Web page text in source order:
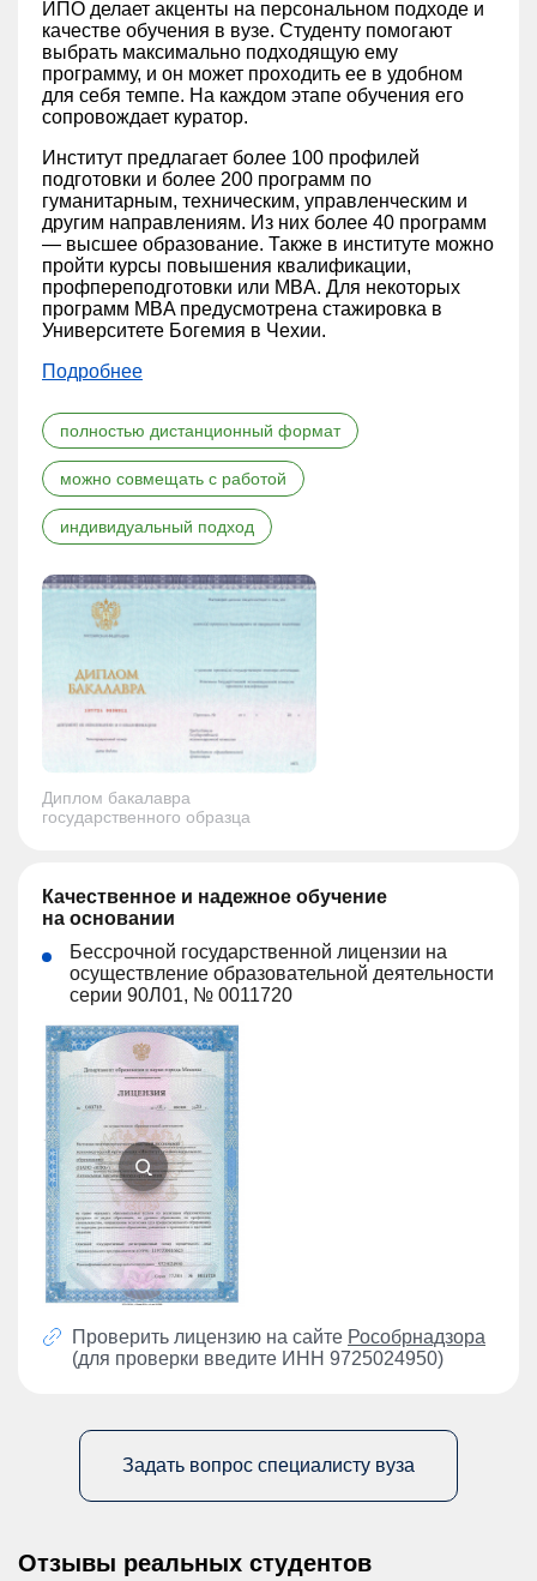
полностью дистанционный формат
можно совмещать с работой
индивидуальный подход
ИПО делает акценты на персональном подходе и
качестве обучения в вузе. Студенту помогают
выбрать максимально подходящую ему
программу, и он может проходить ее в удобном
для себя темпе. На каждом этапе обучения его
сопровождает куратор.
Институт предлагает более 100 профилей
подготовки и более 200 программ по
гуманитарным, техническим, управленческим и
другим направлениям. Из них более 40 программ
— высшее образование. Также в институте можно
пройти курсы повышения квалификации,
профпереподготовки или MBA. Для некоторых
программ MBA предусмотрена стажировка в
Университете Богемия в Чехии.
Подробнее
Диплом бакалавра
государственного образца
Качественное и надежное обучение
на основании
Бессрочной государственной лицензии на
осуществление образовательной деятельности
серии 90Л01, № 0011720
Проверить лицензию на сайте Рособрнадзора
(для проверки введите ИНН 9725024950)
Задать вопрос специалисту вуза
Отзывы реальных студентов